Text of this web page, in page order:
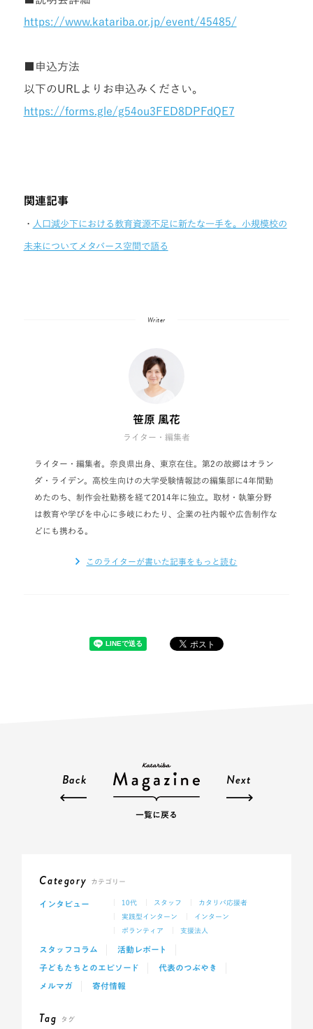
https://www.katariba.or.jp/event/45485/
■申込方法
以下のURLよりお申込みください。
https://forms.gle/g54ou3FED8DPFdQE7
関連記事
・ 人口減少下における教育資源不足に新たな一手を。小規模校の
未来についてメタバース空間で語る
Writer
笹原 風花
ライター・編集者
ライター・編集者。奈良県出身、東京在住。第2の故郷はオラン
ダ・ライデン。高校生向けの大学受験情報誌の編集部に4年間勤
めたのち、制作会社勤務を経て2014年に独立。取材・執筆分野
は教育や学びを中心に多岐にわたり、企業の社内報や広告制作な
どにも携わる。
このライターが書いた記事をもっと読む
Back
一覧に戻る
Next
Category カテゴリー
インタビュー 10代 スタッフ
カタリバ応援者
実践型インターン
インターン
ボランティア
支援法人
スタッフコラム
活動レポート
子どもたちとのエピソード
代表のつぶやき
メルマガ
寄付情報
Tag タグ